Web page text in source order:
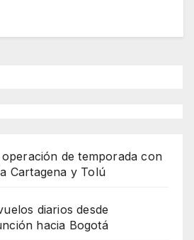
de temporada con
Cartagena y Tolú
diarios desde
hacia Bogotá